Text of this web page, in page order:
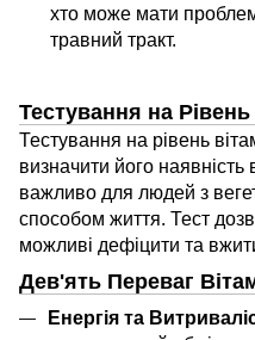
хто може мати
травний тракт.
Тестування на
Тестування на рівень
визначити його
важливо для людей з
способом життя. Тест
можливі дефіцити та
Дев'ять Переваг
Енергія та